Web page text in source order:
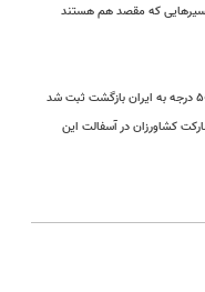
| مسیرهایی که مقصد هم هستند
کشاورزان در آسفالت این